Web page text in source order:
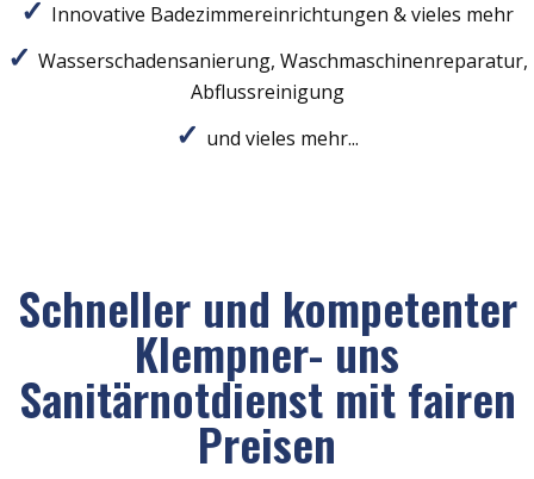
Innovative Badezimmereinrichtungen & vieles mehr
Wasserschadensanierung, Waschmaschinenreparatur,
Abflussreinigung
und vieles mehr...
Schneller und kompetenter
Klempner- uns
Sanitärnotdienst mit fairen
Preisen